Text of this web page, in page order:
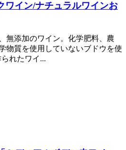
ワイン/ナチュラルワインお
無添加のワイン。化学肥料、農
物質を使用していないブドウを使
れたワイ...